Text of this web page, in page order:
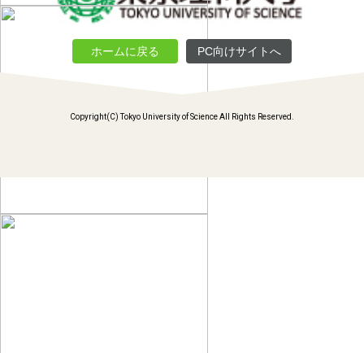
ホームに戻る PC向けサイトへ
Copyright(C) Tokyo University of Science All Rights Reserved.